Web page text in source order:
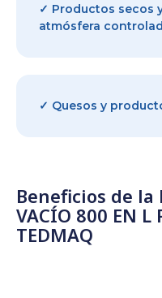
✓ Productos secos
atmósfera
✓ Quesos y
Beneficios de la
VACÍO 800 EN L
TEDMAQ